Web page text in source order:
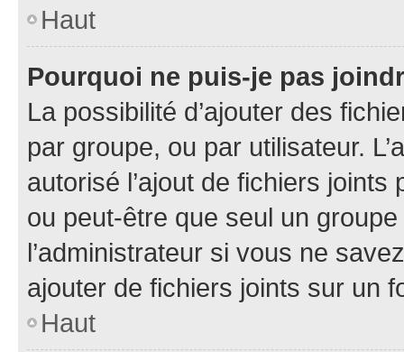
Haut
Pourquoi ne puis-je pas
La possibilité d’ajouter des
par groupe, ou par utilisateur.
autorisé l’ajout de fichiers
ou peut-être que seul un
l’administrateur si vous ne
ajouter de fichiers joints sur un
Haut